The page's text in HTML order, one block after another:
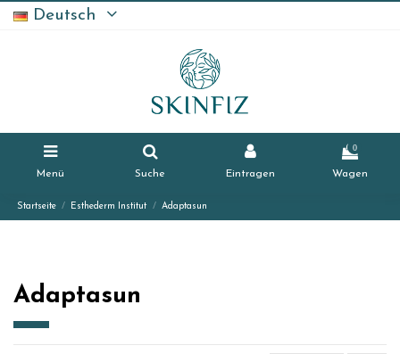
Deutsch
Menü Suche Eintragen
0
Wagen
Startseite Esthederm Institut Adaptasun
Adaptasun